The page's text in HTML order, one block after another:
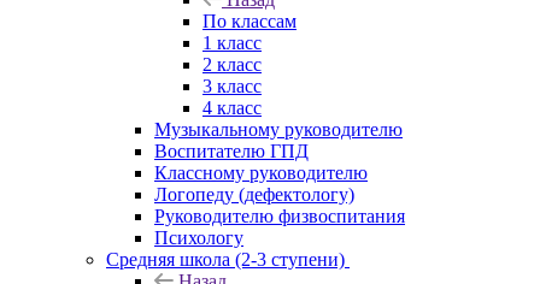
По классам
1 класс
2 класс
3 класс
4 класс
Музыкальному руководителю
Воспитателю ГПД
Классному руководителю
Логопеду (дефектологу)
Руководителю физвоспитания
Психологу
Средняя школа (2-3 ступени)